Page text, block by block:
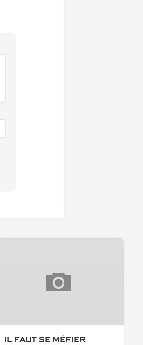
IL FAUT SE MÉFIER